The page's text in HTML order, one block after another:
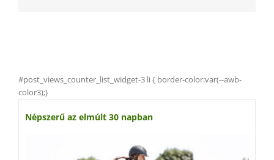
#post_views_counter_list_widget-3 li { border-color:var(--awb-
color3);}
Népszerű az elmúlt 30 napban